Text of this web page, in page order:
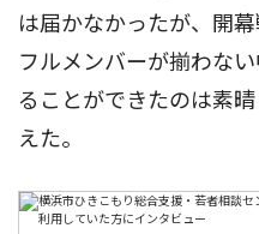
は届かなかったが、開
フルメンバーが揃わな
ることができたのは素
えた。